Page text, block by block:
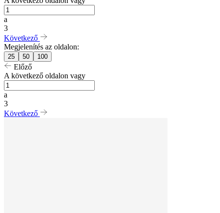
a
3
Következő
Megjelenítés az oldalon:
25 50 100
Előző
A következő oldalon vagy
a
3
Következő